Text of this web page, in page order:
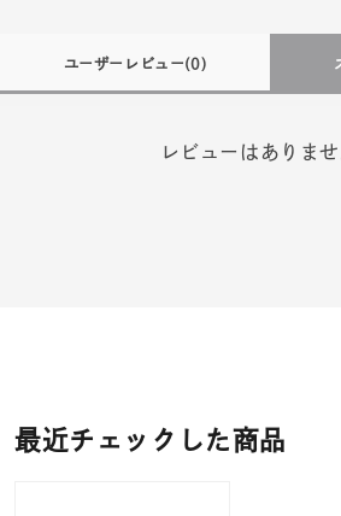
ユーザーレビュー(0)
レビューはありませ
最近チェックした商品